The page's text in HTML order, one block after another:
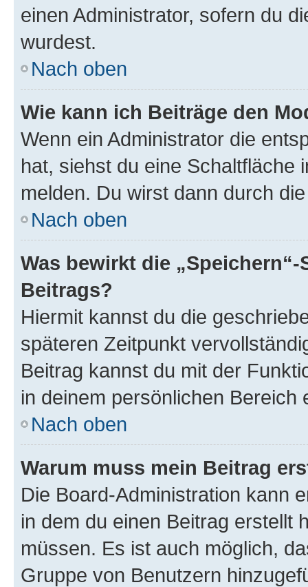
einen Administrator, sofern du
wurdest.
Nach oben
Wie kann ich Beiträge den
Wenn ein Administrator die
hat, siehst du eine Schaltfläche
melden. Du wirst dann durch
Nach oben
Was bewirkt die
Beitrags?
Hiermit kannst du die
späteren Zeitpunkt
Beitrag kannst du mit der
in deinem persönlichen Bereich
Nach oben
Warum muss mein Beitrag
Die Board-Administration kann
in dem du einen Beitrag erstellt
müssen. Es ist auch möglich,
Gruppe von Benutzern